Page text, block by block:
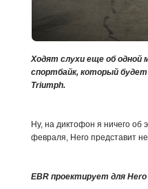
Ходят слухи еще об одной
спортбайк, который будет
Triumph.
Ну, на диктофон я ничего об
февраля, Hero представит
EBR проектирует для